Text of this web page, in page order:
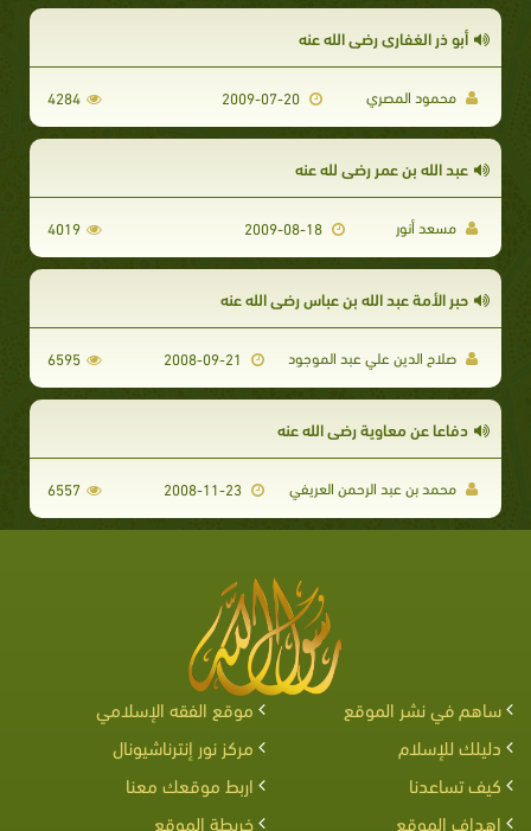
أبو ذر الغفاري رضي الله عنه
محمود المصري 4284
عبد الله بن عمر رضي لله عنه
مسعد أنور 2009-08-18
4019
حبر الأمة عبد الله بن عباس رضي الله عنه
صلاح الدين علي عبد الموجود 6595
دفاعا عن معاوية رضي الله عنه
محمد بن عبد الرحمن العريفي 6557
ساهم في نشر الموقع
موقع الفقه الإسلامي
دليلك للإسلام
مركز نور إنترناشيونال
كيف تساعدنا
اربط موقعك معنا
اهداف الموقع
خريطة الموقع